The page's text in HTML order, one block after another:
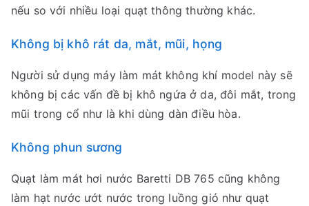
nếu so với nhiều loại quạt thông thường khác.
Không bị khô rát da, mắt, mũi, họng
Người sử dụng máy làm mát không khí model này sẽ
không bị các vấn đề bị khô ngứa ở da, đôi mắt, trong
mũi trong cổ như là khi dùng dàn điều hòa.
Không phun sương
Quạt làm mát hơi nước Baretti DB 765 cũng không
làm hạt nước ướt nước trong luồng gió như quạt